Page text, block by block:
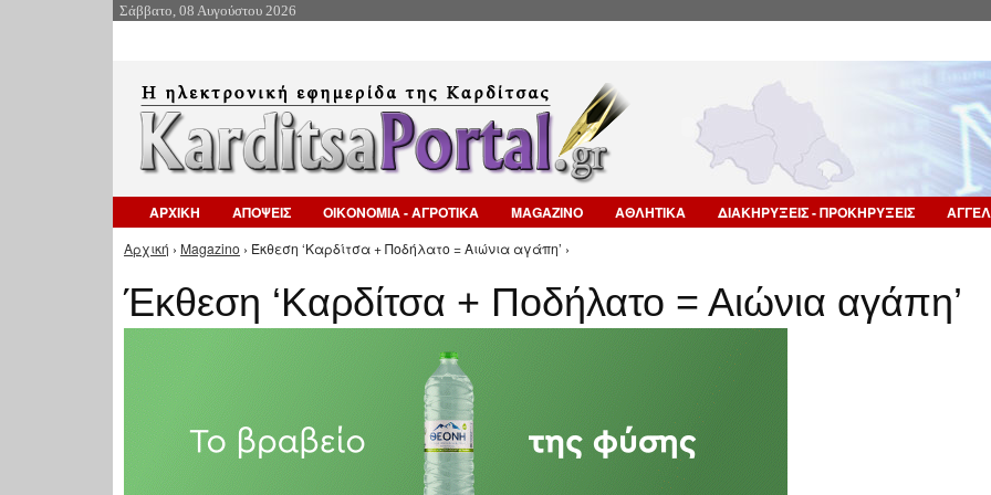
Σάββατο, 08 Αυγούστου 2026
ΑΡΧΙΚΗ ΑΠΟΨΕΙΣ ΟΙΚΟΝΟΜΙΑ - ΑΓΡΟΤΙΚΑ MAGAZINO ΑΘΛΗΤΙΚΑ ΔΙΑΚΗΡΥΞΕΙΣ - ΠΡΟΚΗΡΥΞΕΙΣ
Είστε εδώ
Αρχική › Magazino › Έκθεση ‘Καρδίτσα + Ποδήλατο = Αιώνια αγάπη’ ›
Έκθεση ‘Καρδίτσα + Ποδήλατο = Αιώνια αγάπη’